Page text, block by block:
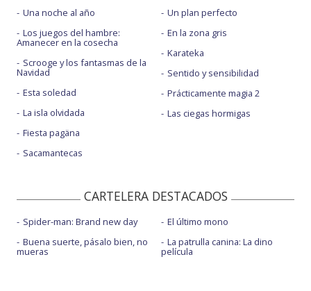
Una noche al año
Los juegos del hambre:
Amanecer en la cosecha
Scrooge y los fantasmas de la
Navidad
Esta soledad
La isla olvidada
Fiesta pagäna
Sacamantecas
Un plan perfecto
En la zona gris
Karateka
Sentido y sensibilidad
Prácticamente magia 2
Las ciegas hormigas
CARTELERA DESTACADOS
Spider-man: Brand new day
Buena suerte, pásalo bien, no
mueras
El último mono
La patrulla canina: La dino
película